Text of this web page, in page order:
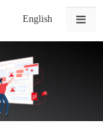
English